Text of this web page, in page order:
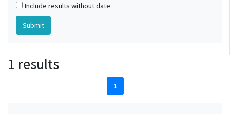
Include results without date
1 results
1